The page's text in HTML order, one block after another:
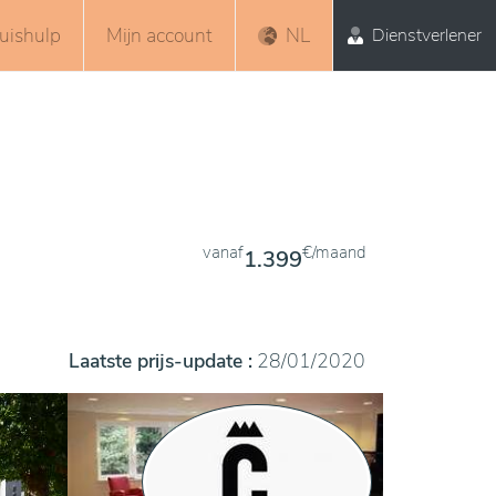
Mijn account NL Dienstverlener
vanaf1.399€/maand
Laatste prijs-update : 28/01/2020